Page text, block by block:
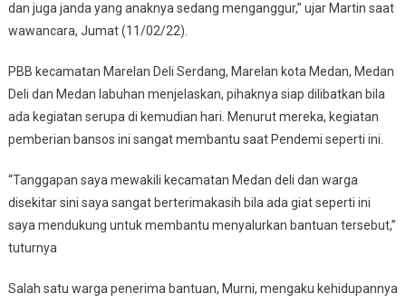
dan juga janda yang anaknya sedang menganggur,” ujar Martin saat
wawancara, Jumat (11/02/22).
PBB kecamatan Marelan Deli Serdang, Marelan kota Medan, Medan
Deli dan Medan labuhan menjelaskan, pihaknya siap dilibatkan bila
ada kegiatan serupa di kemudian hari. Menurut mereka, kegiatan
pemberian bansos ini sangat membantu saat Pendemi seperti ini.
“Tanggapan saya mewakili kecamatan Medan deli dan warga
disekitar sini saya sangat berterimakasih bila ada giat seperti ini
saya mendukung untuk membantu menyalurkan bantuan tersebut,”
tuturnya
Salah satu warga penerima bantuan, Murni, mengaku kehidupannya